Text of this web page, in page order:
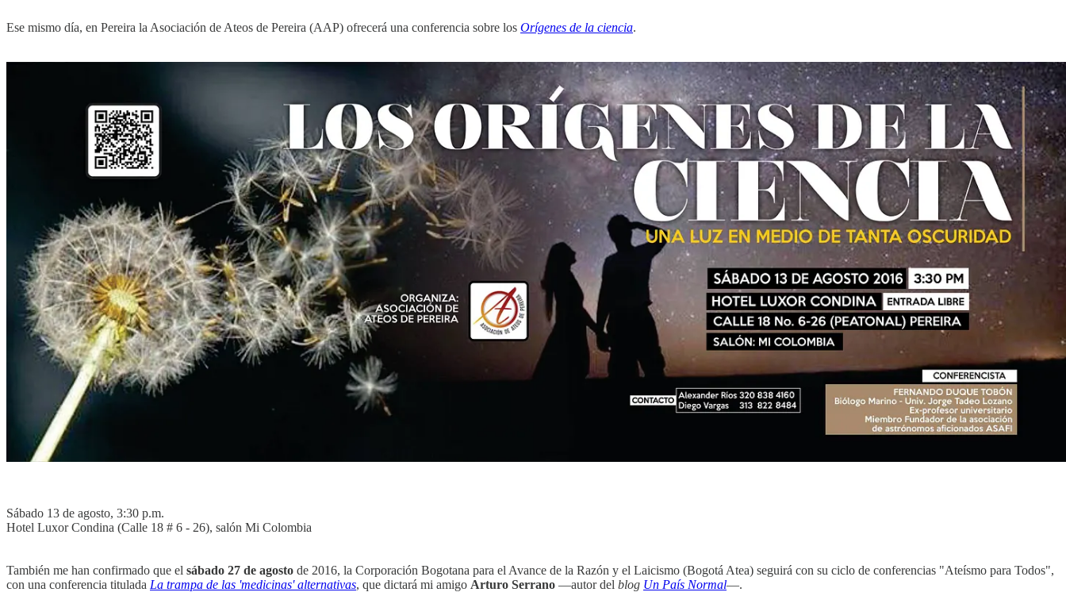
Ese mismo día, en Pereira la Asociación de Ateos de Pereira (AAP) ofrecerá una conferencia sobre los Orígenes de la ciencia.
Sábado 13 de agosto, 3:30 p.m.
Hotel Luxor Condina (Calle 18 # 6 - 26), salón Mi Colombia
También me han confirmado que el sábado 27 de agosto de 2016, la Corporación Bogotana para el Avance de la Razón y el Laicismo (Bogotá Atea) seguirá con su ciclo de conferencias "Ateísmo para Todos",
con una conferencia titulada La trampa de las 'medicinas' alternativas, que dictará mi amigo Arturo Serrano —autor del blog Un País Normal—.